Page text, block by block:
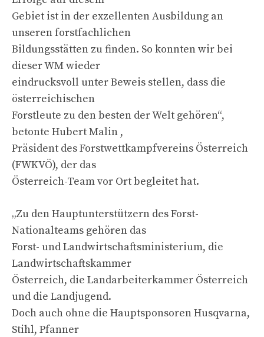
Gebiet ist in der exzellenten Ausbildung an
unseren forstfachlichen
Bildungsstätten zu finden. So konnten wir bei
dieser WM wieder
eindrucksvoll unter Beweis stellen, dass die
österreichischen
Forstleute zu den besten der Welt gehören“,
betonte Hubert Malin ,
Präsident des Forstwettkampfvereins Österreich
(FWKVÖ), der das
Österreich-Team vor Ort begleitet hat.
„Zu den Hauptunterstützern des Forst-
Nationalteams gehören das
Forst- und Landwirtschaftsministerium, die
Landwirtschaftskammer
Österreich, die Landarbeiterkammer Österreich
und die Landjugend.
Doch auch ohne die Hauptsponsoren Husqvarna,
Stihl, Pfanner